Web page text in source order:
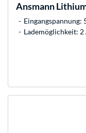
Ansmann
Eingangspannung:
Lademöglichkeit: